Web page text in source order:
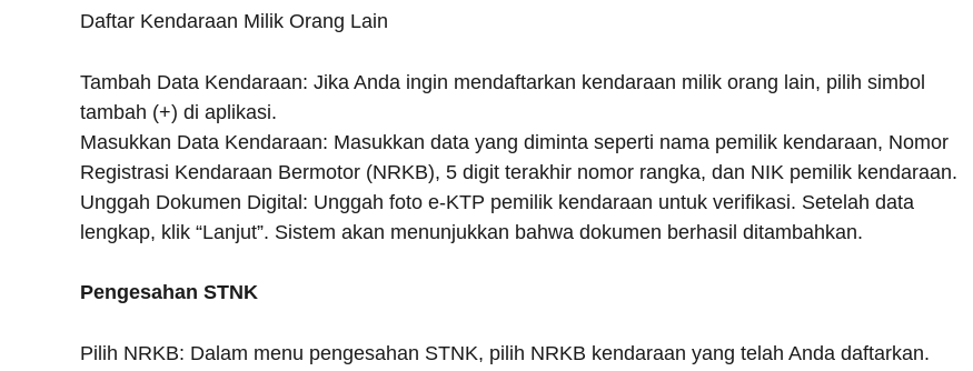
Daftar Kendaraan Milik Orang Lain
Tambah Data Kendaraan: Jika Anda ingin mendaftarkan kendaraan milik orang lain, pilih simbol
tambah (+) di aplikasi.
Masukkan Data Kendaraan: Masukkan data yang diminta seperti nama pemilik kendaraan, Nomor
Registrasi Kendaraan Bermotor (NRKB), 5 digit terakhir nomor rangka, dan NIK pemilik kendaraan.
Unggah Dokumen Digital: Unggah foto e-KTP pemilik kendaraan untuk verifikasi. Setelah data
lengkap, klik “Lanjut”. Sistem akan menunjukkan bahwa dokumen berhasil ditambahkan.
Pengesahan STNK
Pilih NRKB: Dalam menu pengesahan STNK, pilih NRKB kendaraan yang telah Anda daftarkan.